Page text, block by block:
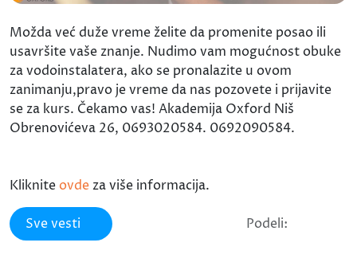
Možda već duže vreme želite da promenite posao ili
usavršite vaše znanje. Nudimo vam mogućnost obuke
za vodoinstalatera, ako se pronalazite u ovom
zanimanju,pravo je vreme da nas pozovete i prijavite
se za kurs. Čekamo vas! Akademija Oxford Niš
Obrenovićeva 26, 0693020584. 0692090584.
Kliknite ovde za više informacija.
Sve vesti Podeli: